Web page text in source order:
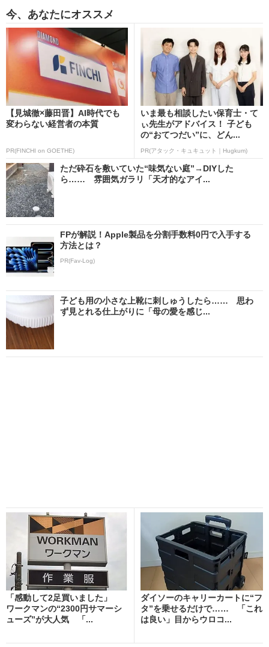
今、あなたにオススメ
【見城徹×藤田晋】AI時代でも
変わらない経営者の本質
PR(FINCHI on GOETHE)
いま最も相談したい保育士・て
ぃ先生がアドバイス！ 子ども
の“おてつだい”に、どん...
PR(アタック・キュキュット｜Hugkum)
ただ砕石を敷いていた“味気ない庭”→DIYした
ら…… 雰囲気ガラリ「天才的なアイ...
FPが解説！Apple製品を分割手数料0円で入手する
方法とは？
PR(Fav-Log)
子ども用の小さな上靴に刺しゅうしたら…… 思わ
ず見とれる仕上がりに「母の愛を感じ...
「感動して2足買いました」
ワークマンの“2300円サマーシ
ューズ”が大人気 「...
ダイソーのキャリーカートに“フ
タ”を乗せるだけで…… 「これ
は良い」目からウロコ...